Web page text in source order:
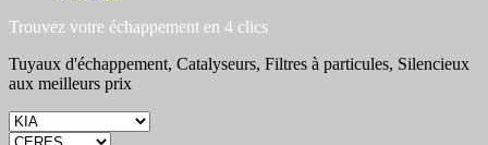
Trouvez votre échappement en 4 clics
Tuyaux d'échappement, Catalyseurs, Filtres à particules, Silencieux
aux meilleurs prix